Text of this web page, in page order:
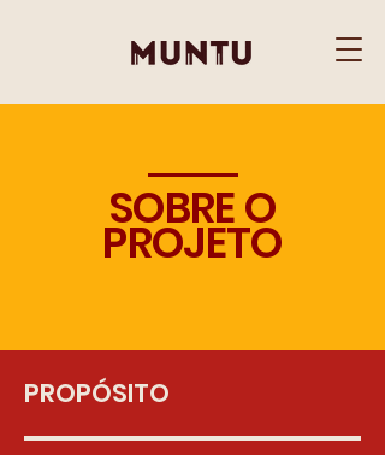
SOBRE O
PROJETO
PROPÓSITO